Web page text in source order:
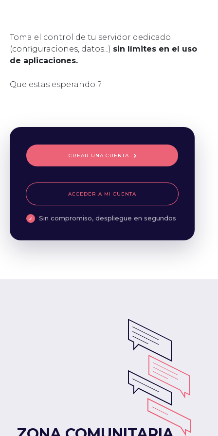
Toma el control de tu servidor dedicado
(configuraciones, datos...) sin límites en el uso
de aplicaciones.
Que estas esperando ?
CREAR UNA CUENTA
ACCEDER A MI CUENTA
Sin compromiso, despliegue en segundos